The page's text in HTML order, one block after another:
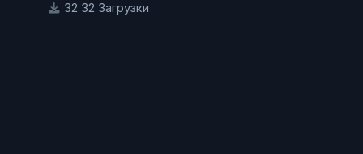
Исправлены получения достижений на картах:
32 Загрузки